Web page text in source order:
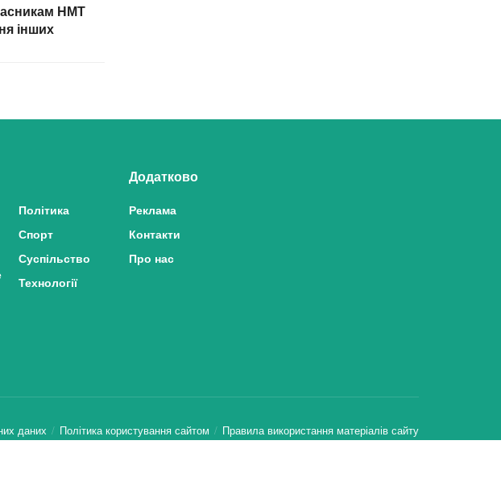
НМТ
інших
Політика
Спорт
Суспільство
Технології
Додатково
Реклама
Контакти
Про нас
даних Політика користування сайтом Правила використання матеріалів сайту